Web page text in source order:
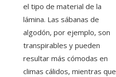
el tipo de material de la
lámina. Las sábanas de
algodón, por ejemplo, son
transpirables y pueden
resultar más cómodas en
climas cálidos, mientras que